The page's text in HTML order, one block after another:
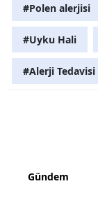
#Polen alerjisi
#Uyku Hali
#Alerji Tedavisi
Gündem